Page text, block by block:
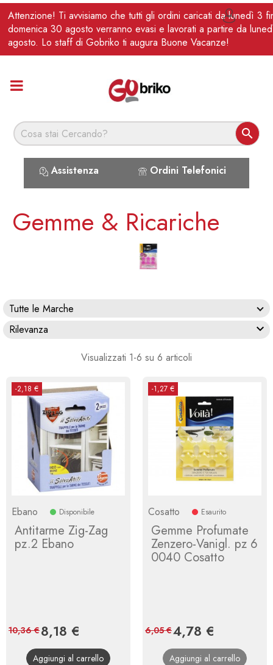
Attenzione! Ti avvisiamo che tutti gli ordini caricati da lunedì 3
domenica 30 agosto verranno evasi e lavorati a partire da
agosto. Lo staff di Gobriko ti augura Buone Vacanze!

Assistenza Ordini Telefonici
IT 
Gemme & Ricariche
Tutte le Marche
Rilevanza

Visualizzati 1-6 su 6 articoli
-2,18 €
Ebano Disponibile
Antitarme Zig-Zag
pz.2 Ebano
Prezzo
8,18 €
base
10,36 €
Aggiungi al carrello
-1,27 €
Cosatto Esaurito
Gemme Profumate
Zenzero-Vanigl. pz 6
0040 Cosatto
Prezzo
4,78 €
base
6,05 €
Aggiungi al carrello